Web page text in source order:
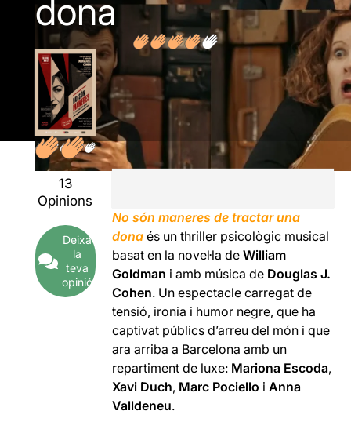
dona
13
Opinions
Deixa
la
teva
opinió
No són maneres de tractar una
donaés un thriller psicològic musical
basat en la novel·la deWilliam
Goldman i amb música de Douglas J.
Cohen. Un espectacle carregat de
tensió, ironia i humor negre, que ha
captivat públics d’arreu del món i que
ara arriba a Barcelona amb un
repartiment de luxe: Mariona Escoda,
Xavi Duch, Marc Pociello iAnna
Valldeneu.